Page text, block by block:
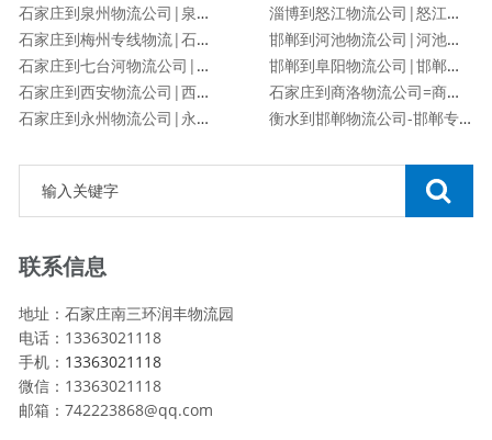
石家庄到泉州物流公司|泉州专线
石家庄到梅州专线物流|石家庄到梅州物流公司
石家庄到七台河物流公司|石家庄到七台河物流专线
石家庄到西安物流公司|西安专线
石家庄到永州物流公司|永州专线
淄博到怒江物流公司|怒江专线
邯郸到河池物流公司|河池专线
邯郸到阜阳物流公司|邯郸到阜阳物流专线
石家庄到商洛物流公司=商洛专线
衡水到邯郸物流公司-邯郸专线
联系信息
地址：石家庄南三环润丰物流园
电话：13363021118
手机： 13363021118
微信：13363021118
邮箱：742223868@qq.com